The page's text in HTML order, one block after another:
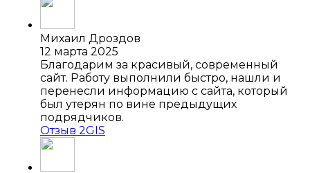
Михаил Дроздов
12 марта 2025
Благодарим за красивый, современный
сайт. Работу выполнили быстро, нашли и
перенесли информацию с сайта, который
был утерян по вине предыдущих
подрядчиков.
Отзыв 2GIS